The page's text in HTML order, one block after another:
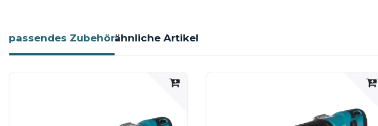
passendes Zubehörähnliche Artikel